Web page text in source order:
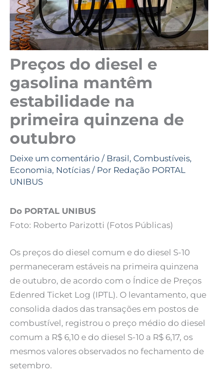
Preços do diesel e
gasolina mantêm
estabilidade na
primeira quinzena de
outubro
Deixe um comentário / Brasil, Combustíveis,
Economia, Notícias / Por Redação PORTAL
UNIBUS
Do PORTAL UNIBUS
Foto: Roberto Parizotti (Fotos Públicas)
Os preços do diesel comum e do diesel S-10
permaneceram estáveis na primeira quinzena
de outubro, de acordo com o Índice de Preços
Edenred Ticket Log (IPTL). O levantamento, que
consolida dados das transações em postos de
combustível, registrou o preço médio do diesel
comum a R$ 6,10 e do diesel S-10 a R$ 6,17, os
mesmos valores observados no fechamento de
setembro.